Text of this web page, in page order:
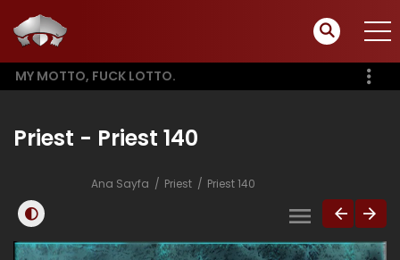
MY MOTTO, FUCK LOTTO.
Priest - Priest 140
Ana Sayfa Priest Priest 140